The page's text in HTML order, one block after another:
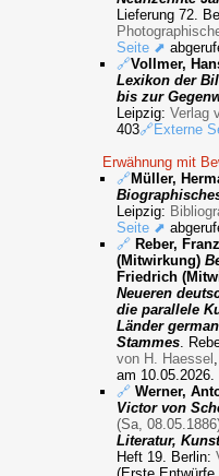
Lieferung 72.
Seite ⬈
🔗Vollmer,
Lexikon der
bis zur
Leipzig:Verlag
403🔗Externe
Erwähnung mit
🔗Müller,
Leipzig:
Seite ⬈
🔗 Reber,
(Mitwirkung)
Friedrich
Neueren
die parallele
Länder
Stammes.
von H. Haessel
am 10.05.2026.
🔗 Werner,
Victor von
(Sa,
Literatur,
Heft 19. Berlin: